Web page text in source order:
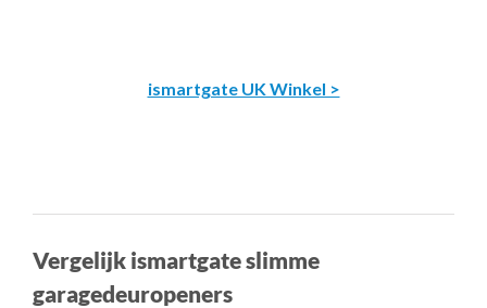
ismartgate UK Winkel >
Vergelijk ismartgate slimme
garagedeuropeners